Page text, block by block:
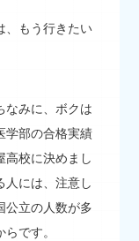
、もう行きたい
みに、ボクは
学部の合格実績
高校に決めまし
人には、注意し
公立の人数が多
です。